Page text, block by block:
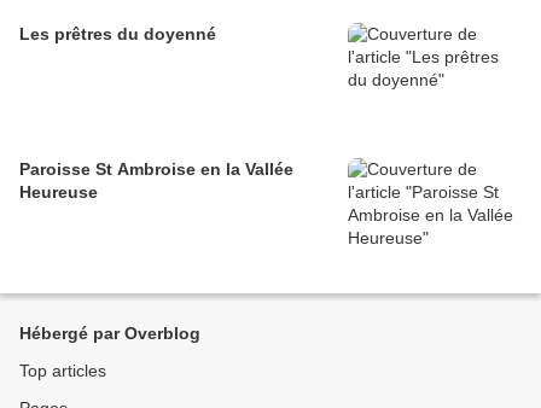
Les prêtres du doyenné
Paroisse St Ambroise en la Vallée
Heureuse
Hébergé par Overblog
Top articles